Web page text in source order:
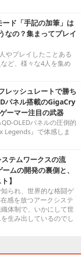
ド「手記の加筆」は
の？集まってプレイ
やプレイしたことある
ど、様々な4人を集め
レッシュレートで勝ち
パネル搭載のGigaCry
ーマー注目の武器
QD-OLEDパネルの圧倒的
Legends』で体感しま
ステムワークスの流
ムの開発の裏側と、
】
られ、世界的な格闘ゲ
感を放つアークシステ
体制で、いかにして世
生み出しているのでし